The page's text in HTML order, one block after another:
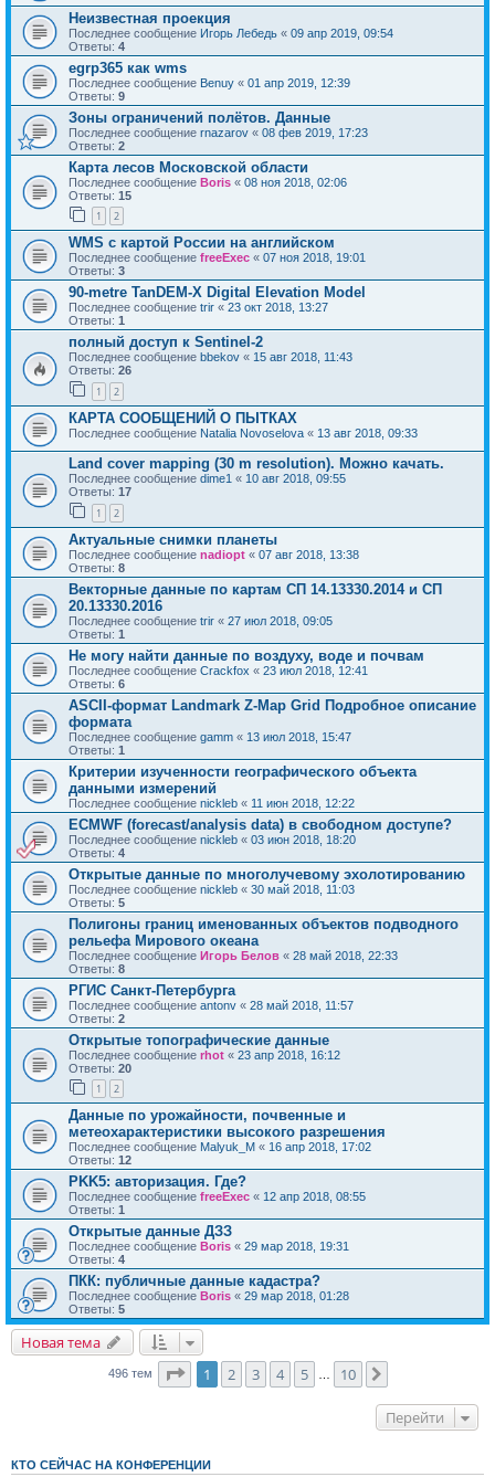
Неизвестная проекция
Последнее сообщение Игорь Лебедь « 09 апр 2019, 09:54
Ответы: 4
egrp365 как wms
Последнее сообщение Benuy « 01 апр 2019, 12:39
Ответы: 9
Зоны ограничений полётов. Данные
Последнее сообщение rnazarov « 08 фев 2019, 17:23
Ответы: 2
Карта лесов Московской области
Последнее сообщение Boris « 08 ноя 2018, 02:06
Ответы: 15
1 2
WMS с картой России на английском
Последнее сообщение freeExec « 07 ноя 2018, 19:01
Ответы: 3
90-metre TanDEM-X Digital Elevation Model
Последнее сообщение trir « 23 окт 2018, 13:27
Ответы: 1
полный доступ к Sentinel-2
Последнее сообщение bbekov « 15 авг 2018, 11:43
Ответы: 26
1 2
КАРТА СООБЩЕНИЙ О ПЫТКАХ
Последнее сообщение Natalia Novoselova « 13 авг 2018, 09:33
Land cover mapping (30 m resolution). Можно качать.
Последнее сообщение dime1 « 10 авг 2018, 09:55
Ответы: 17
1 2
Актуальные снимки планеты
Последнее сообщение nadiopt « 07 авг 2018, 13:38
Ответы: 8
Векторные данные по картам СП 14.13330.2014 и СП
20.13330.2016
Последнее сообщение trir « 27 июл 2018, 09:05
Ответы: 1
Не могу найти данные по воздуху, воде и почвам
Последнее сообщение Crackfox « 23 июл 2018, 12:41
Ответы: 6
ASCII-формат Landmark Z-Map Grid Подробное описание
формата
Последнее сообщение gamm « 13 июл 2018, 15:47
Ответы: 1
Критерии изученности географического объекта
данными измерений
Последнее сообщение nickleb « 11 июн 2018, 12:22
ECMWF (forecast/analysis data) в свободном доступе?
Последнее сообщение nickleb « 03 июн 2018, 18:20
Ответы: 4
Открытые данные по многолучевому эхолотированию
Последнее сообщение nickleb « 30 май 2018, 11:03
Ответы: 5
Полигоны границ именованных объектов подводного
рельефа Мирового океана
Последнее сообщение Игорь Белов « 28 май 2018, 22:33
Ответы: 8
РГИС Санкт-Петербурга
Последнее сообщение antonv « 28 май 2018, 11:57
Ответы: 2
Открытые топографические данные
Последнее сообщение rhot « 23 апр 2018, 16:12
Ответы: 20
1 2
Данные по урожайности, почвенные и
метеохарактеристики высокого разрешения
Последнее сообщение Malyuk_M « 16 апр 2018, 17:02
Ответы: 12
PKK5: авторизация. Где?
Последнее сообщение freeExec « 12 апр 2018, 08:55
Ответы: 1
Открытые данные ДЗЗ
Последнее сообщение Boris « 29 мар 2018, 19:31
Ответы: 4
ПКК: публичные данные кадастра?
Последнее сообщение Boris « 29 мар 2018, 01:28
Ответы: 5
Новая тема
496 тем Страница1 из
1 2 3 4 5 … 10
Перейти
КТО СЕЙЧАС НА КОНФЕРЕНЦИИ